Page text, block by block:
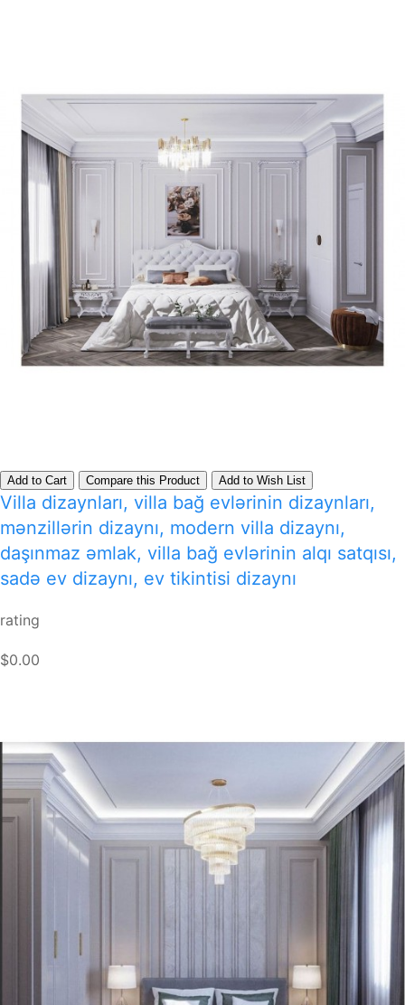
Add to Cart Compare this Product Add to Wish List
Villa dizaynları, villa bağ evlərinin dizaynları,
mənzillərin dizaynı, modern villa dizaynı,
daşınmaz əmlak, villa bağ evlərinin alqı satqısı,
sadə ev dizaynı, ev tikintisi dizaynı
rating
$0.00